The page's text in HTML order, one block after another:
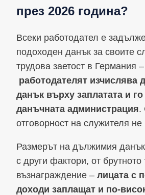
през 2026 година?
Всеки работодател е
подоходен данък за своите
трудова заетост в Германия –
работодателят изчислява
данък върху заплатата и
данъчната администрация.
отговорност на служителя не
Размерът на дължимия
с други фактори, от брутното
възнаграждение – лицата с
доходи заплащат и по-